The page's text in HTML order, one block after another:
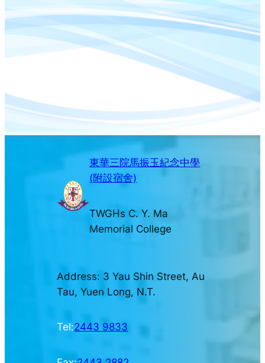
東華三院馬振玉紀念中學
(附設宿舍)
TWGHs C. Y. Ma
Memorial College
Address: 3 Yau Shin Street, Au
Tau, Yuen Long, N.T.
Tel:2443 9833